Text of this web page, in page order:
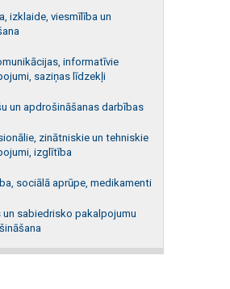
izklaide, viesmīlība un
informatīvie
saziņas līdzekļi
un apdrošināšanas darbības
zinātniskie un tehniskie
izglītība
sociālā aprūpe, medikamenti
un sabiedrisko pakalpojumu